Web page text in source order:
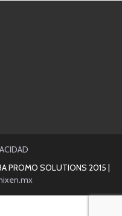
PROMO SOLUTIONS 2015 |